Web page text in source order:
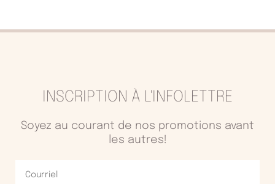
INSCRIPTION À L'INFOLETTRE
Soyez au courant de nos promotions avant
les autres!